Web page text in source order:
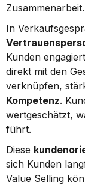
Zusammenarbeit.
Kunden
direkt mit den
Kompetenz.
wertgeschätzt,
führt.
Diese
sich Kunden
Value Selling